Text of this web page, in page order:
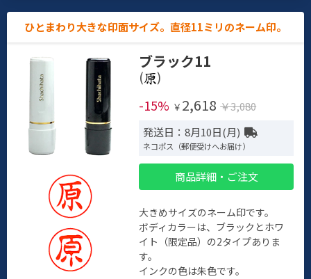
ひとまわり大きな印面サイズ。直径11ミリのネーム印。
ブラック11
(
)
-15% ￥ 2,618 ￥3,080
発送日：8月10日(月)
ネコポス（郵便受けへお届け）
商品詳細・ご注文
大きめサイズのネーム印です。
ボディカラーは、ブラックとホワ
イト（限定品）の2タイプありま
す。
インクの色は朱色です。